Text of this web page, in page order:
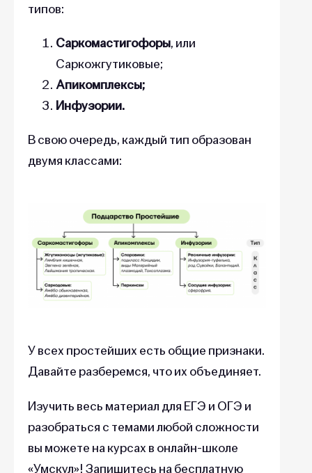
типов:
Саркомастигофоры, или
Саркожгутиковые;
Апикомплексы;
Инфузории.
В свою очередь, каждый тип образован
двумя классами:
У всех простейших есть общие признаки.
Давайте разберемся, что их объединяет.
Изучить весь материал для ЕГЭ и ОГЭ и
разобраться с темами любой сложности
вы можете на курсах в онлайн-школе
«Умскул»! Запишитесь на бесплатную